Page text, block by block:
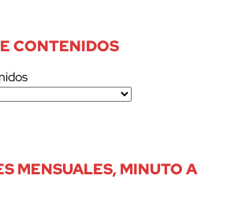
CONTENIDOS
MENSUALES, MINUTO A